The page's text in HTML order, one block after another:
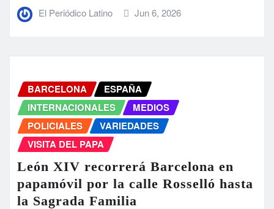
El Periódico Latino Jun 6, 2026
BARCELONA
ESPAÑA
INTERNACIONALES
MEDIOS
POLICIALES
VARIEDADES
VISITA DEL PAPA
León XIV recorrerá Barcelona en
papamóvil por la calle Rosselló hasta
la Sagrada Familia